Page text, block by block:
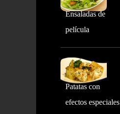
Ensaladas de
película
Patatas con
efectos especiales